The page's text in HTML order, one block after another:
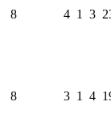
8 4 1 3
8 3 1 4